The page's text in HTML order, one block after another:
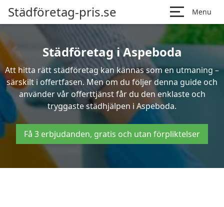
Städföretag-pris.se Menu
Städföretag i Aspeboda
Att hitta rätt städföretag kan kännas som en utmaning –
särskilt i offertfasen. Men om du följer denna guide och
använder vår offerttjänst får du den enklaste och
tryggaste städhjälpen i Aspeboda.
Få 3 erbjudanden, gratis och utan förpliktelser